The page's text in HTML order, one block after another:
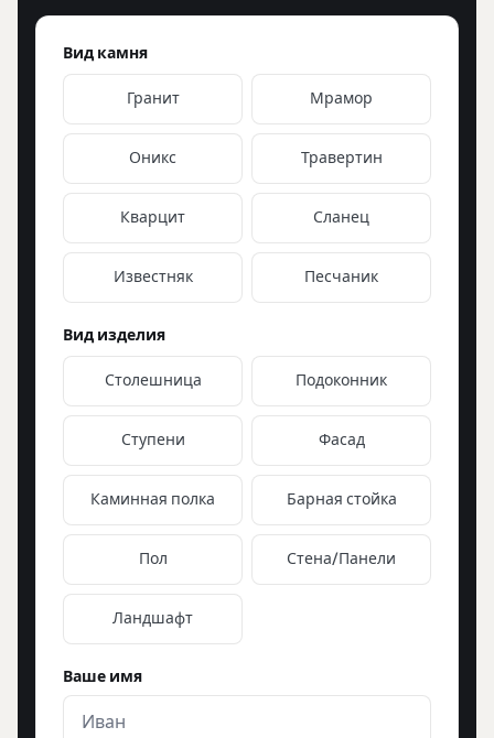
Вид камня
Гранит Мрамор
Оникс Травертин
Кварцит Сланец
Известняк Песчаник
Вид изделия
Столешница Подоконник
Ступени Фасад
Каминная полка Барная стойка
Пол Стена/Панели
Ландшафт
Ваше имя